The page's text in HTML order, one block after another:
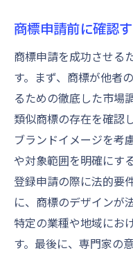
商標申請前に確認
商標申請を成功させる
す。まず、商標が他者
るための徹底した市場
類似商標の存在を確認
ブランドイメージを考
や対象範囲を明確にす
登録申請の際に法的要
に、商標のデザインが
特定の業種や地域にお
す。最後に、専門家の